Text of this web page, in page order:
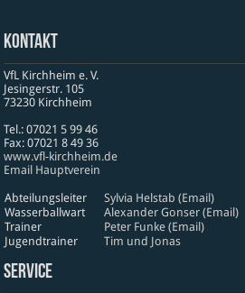
Kontakt
VfL Kirchheim e. V.
Jesinger­str. 105
73230 Kirch­heim
Tel.: 07021 5 99 46
Fax: 07021 8 49 36
www​.vfl​-kirch​heim​.de
Email Hauptverein
Abteilungsleiter
Sylvia Helstab (Email)
Wasserballwart
Alexander Gonser (Email)
Trainer
Peter Funke (Email)
Jugendtrainer
Tim und Jonas
Service